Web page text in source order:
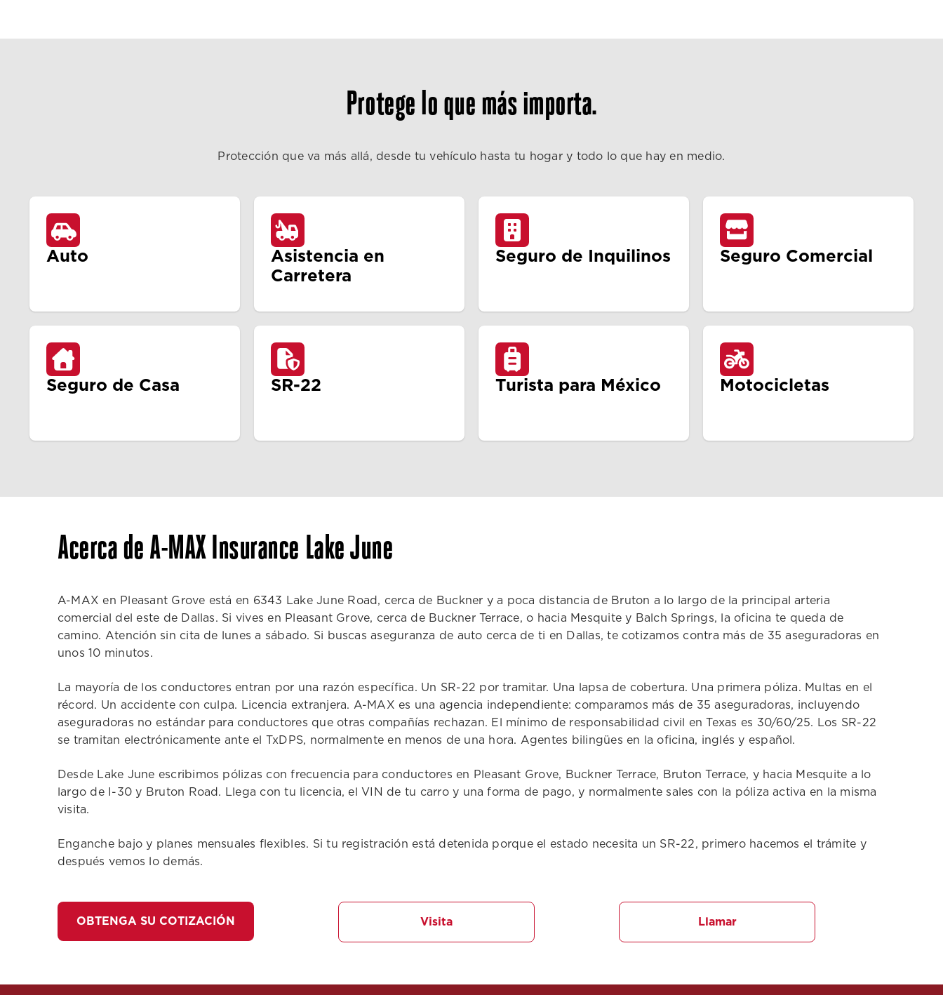
Protege lo que más importa.
Protección que va más allá, desde tu vehículo hasta tu hogar y todo lo que hay en medio.
Auto
Asistencia en
Carretera
Seguro de Inquilinos Seguro Comercial
Seguro de Casa SR-22 Turista para México Motocicletas
Acerca de A-MAX Insurance Lake June
A-MAX en Pleasant Grove está en 6343 Lake June Road, cerca de Buckner y a poca distancia de Bruton a lo largo de la principal arteria
comercial del este de Dallas. Si vives en Pleasant Grove, cerca de Buckner Terrace, o hacia Mesquite y Balch Springs, la oficina te queda de
camino. Atención sin cita de lunes a sábado. Si buscas aseguranza de auto cerca de ti en Dallas, te cotizamos contra más de 35 aseguradoras en
unos 10 minutos.
La mayoría de los conductores entran por una razón específica. Un SR-22 por tramitar. Una lapsa de cobertura. Una primera póliza. Multas en el
récord. Un accidente con culpa. Licencia extranjera. A-MAX es una agencia independiente: comparamos más de 35 aseguradoras, incluyendo
aseguradoras no estándar para conductores que otras compañías rechazan. El mínimo de responsabilidad civil en Texas es 30/60/25. Los SR-22
se tramitan electrónicamente ante el TxDPS, normalmente en menos de una hora. Agentes bilingües en la oficina, inglés y español.
Desde Lake June escribimos pólizas con frecuencia para conductores en Pleasant Grove, Buckner Terrace, Bruton Terrace, y hacia Mesquite a lo
largo de I-30 y Bruton Road. Llega con tu licencia, el VIN de tu carro y una forma de pago, y normalmente sales con la póliza activa en la misma
visita.
Enganche bajo y planes mensuales flexibles. Si tu registración está detenida porque el estado necesita un SR-22, primero hacemos el trámite y
después vemos lo demás.
OBTENGA SU COTIZACIÓN Visita Llamar